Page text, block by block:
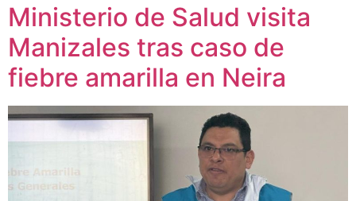
Ministerio de Salud visita
Manizales tras caso de
fiebre amarilla en Neira